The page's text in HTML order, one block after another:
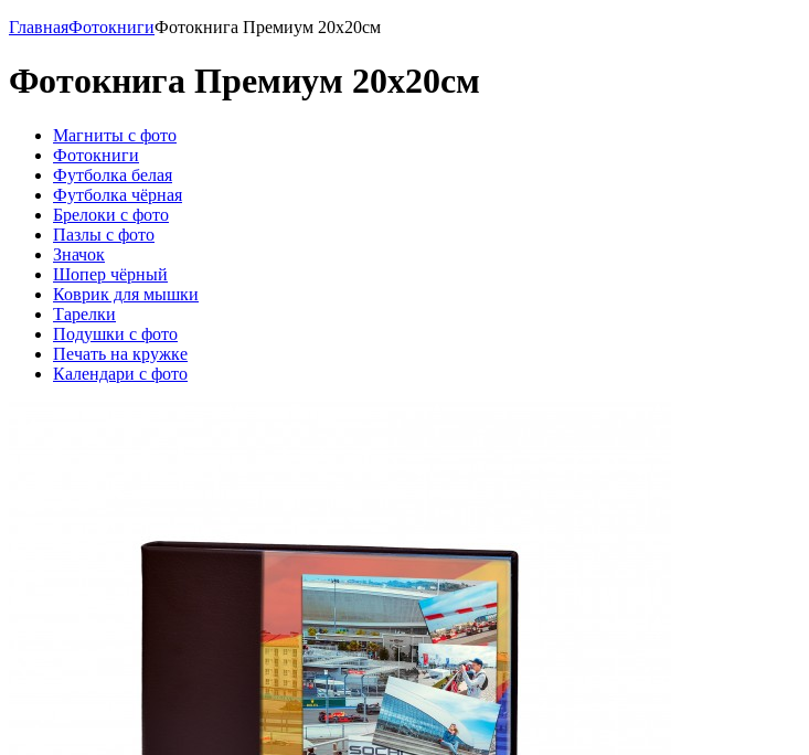
ГлавнаяФотокнигиФотокнига Премиум 20х20см
Фотокнига Премиум 20х20см
Магниты с фото
Фотокниги
Футболка белая
Футболка чёрная
Брелоки с фото
Пазлы с фото
Значок
Шопер чёрный
Коврик для мышки
Тарелки
Подушки с фото
Печать на кружке
Календари с фото